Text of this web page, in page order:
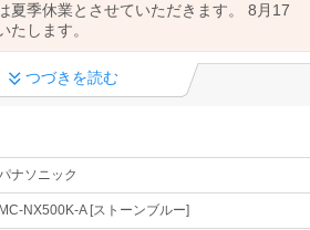
夏季休業とさせていただきます。 8月17
たします。
ついて
て領収書の発行が可能です。 領収書は商
つづきを読む
ナソニック
MC-NX500K-A [ストーンブルー]